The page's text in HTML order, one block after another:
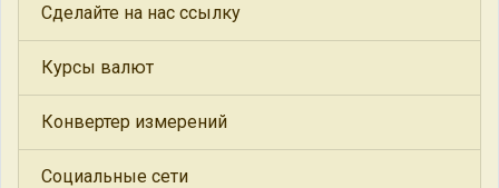
Сделайте на нас ссылку
Курсы валют
Конвертер измерений
Социальные сети